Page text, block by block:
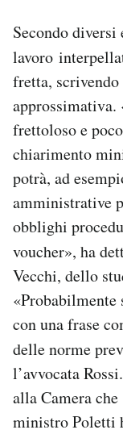
Secondo
lavoro
fretta,
approssimativa.
frettoloso e
chiarimento
potrà, ad
amministrative
obblighi
voucher», ha
Vecchi, dello
«Probabilmente
con una frase
delle norme
l’avvocata
alla Camera
ministro Poletti